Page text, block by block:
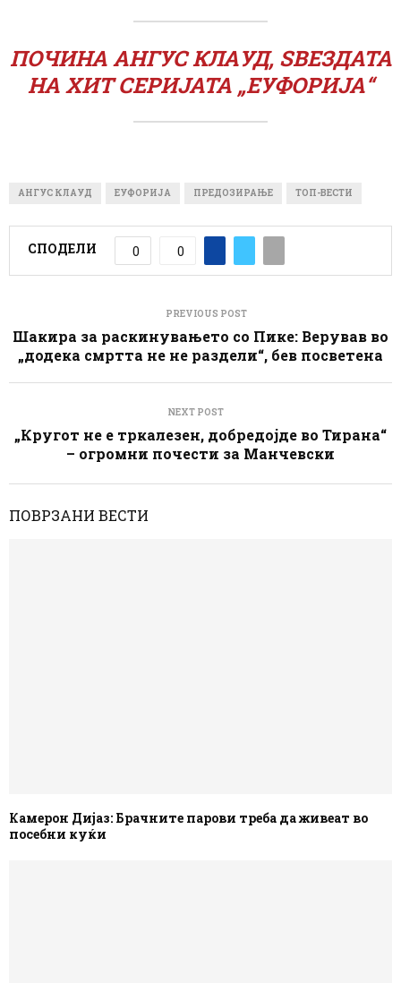
ПОЧИНА АНГУС КЛАУД, ЅВЕЗДАТА
НА ХИТ СЕРИЈАТА „ЕУФОРИЈА“
АНГУС КЛАУД ЕУФОРИЈА ПРЕДОЗИРАЊЕ ТОП-ВЕСТИ
СПОДЕЛИ 0 0
PREVIOUS POST
Шакира за раскинувањето со Пике: Верував во
„додека смртта не не раздели“, бев посветена
NEXT POST
„Кругот не е тркалезен, добредојде во Тирана“
– огромни почести за Манчевски
ПОВРЗАНИ ВЕСТИ
Камерон Дијаз: Брачните парови треба да живеат во
посебни куќи